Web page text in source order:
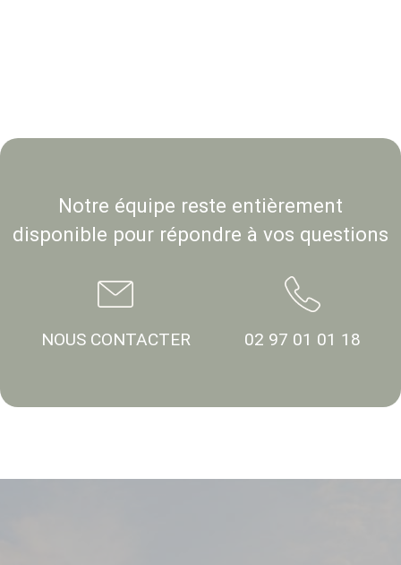
Notre équipe reste entièrement
disponible pour répondre à vos questions
NOUS CONTACTER 02 97 01 01 18